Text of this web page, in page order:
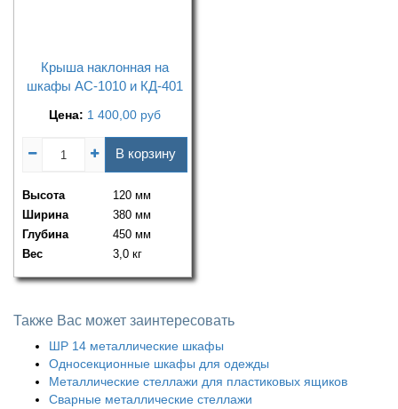
Крыша наклонная на
шкафы АС-1010 и КД-401
Цена: 1 400,00 руб
В корзину
Высота
120 мм
Ширина
380 мм
Глубина
450 мм
Вес
3,0 кг
Также Вас может заинтересовать
ШР 14 металлические шкафы
Односекционные шкафы для одежды
Металлические стеллажи для пластиковых ящиков
Сварные металлические стеллажи